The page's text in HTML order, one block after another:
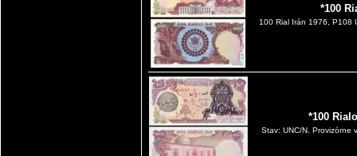
*100
100 Rial Irán 1976, P108
*100
Stav: UNC/N. Provizórne